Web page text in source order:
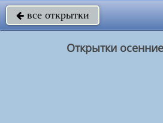
 все открытки
Открытки